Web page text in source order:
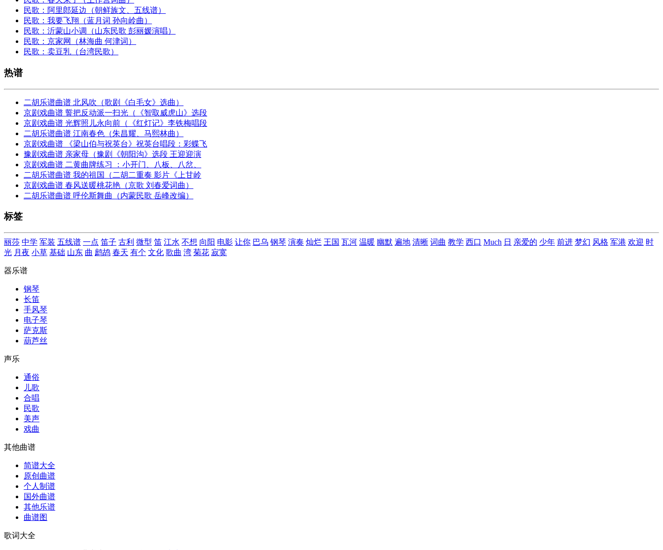
民歌：阿里郎延边（朝鲜族文、五线谱）
民歌：我要飞翔（蓝月词 孙向岭曲）
民歌：沂蒙山小调（山东民歌 彭丽媛演唱）
民歌：京家网（林海曲 何津词）
民歌：卖豆乳（台湾民歌）
热谱
二胡乐谱曲谱 北风吹（歌剧《白毛女》选曲）
京剧戏曲谱 誓把反动派一扫光（《智取威虎山》选段
京剧戏曲谱 光辉照儿永向前（《红灯记》李铁梅唱段
二胡乐谱曲谱 江南春色（朱昌耀、马熙林曲）
京剧戏曲谱 《梁山伯与祝英台》祝英台唱段：彩蝶飞
豫剧戏曲谱 亲家母（豫剧《朝阳沟》选段 王迎迎演
京剧戏曲谱 二黄曲牌练习 ：小开门、八板、八岔、
二胡乐谱曲谱 我的祖国（二胡二重奏 影片《上甘岭
京剧戏曲谱 春风送暖桃花艳（京歌 刘春爱词曲）
二胡乐谱曲谱 呼伦斯舞曲（内蒙民歌 岳峰改编）
标签
丽莎 中学 军装 五线谱 一点 笛子 古利 微型 笛 江水 不想 向阳 电影 让你 巴乌 钢琴 演奏 灿烂 王国 瓦河 温暖 幽默 遍地 清晰 词曲 教学 西口 Much 日 亲爱的 少年 前进 梦幻 风格 军港 欢迎 时
光 月夜 小草 基础 山东 曲 鹧鸪 春天 有个 文化 歌曲 湾 菊花 寂寞
器乐谱
钢琴
长笛
手风琴
电子琴
萨克斯
葫芦丝
声乐
通俗
儿歌
合唱
民歌
美声
戏曲
其他曲谱
简谱大全
原创曲谱
个人制谱
国外曲谱
其他乐谱
曲谱图
歌词大全